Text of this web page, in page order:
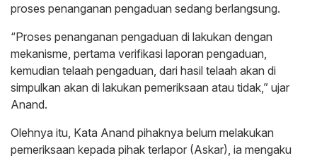
proses penanganan pengaduan sedang berlangsung.
“Proses penanganan pengaduan di lakukan dengan
mekanisme, pertama verifikasi laporan pengaduan,
kemudian telaah pengaduan, dari hasil telaah akan di
simpulkan akan di lakukan pemeriksaan atau tidak,” ujar
Anand.
Olehnya itu, Kata Anand pihaknya belum melakukan
pemeriksaan kepada pihak terlapor (Askar), ia mengaku